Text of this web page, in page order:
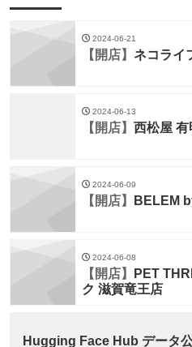
2024-06-21
【開店】 ネコライ
2024-06-13
【開店】 西松屋
2024-06-09
【開店】 BELEM
2024-06-08
【開店】
PET
ク 滋賀竜王店
Hugging Face Hub データ